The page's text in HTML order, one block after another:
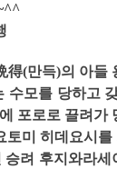
得(만득)의 아들
수모를 당하고
포로로 끌려가
미 히데요시를
승려 후지와라세